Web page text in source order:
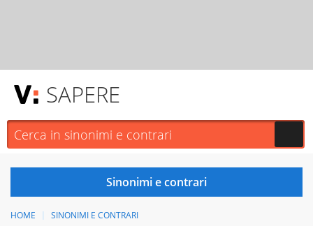
SAPERE
HOME SINONIMI E CONTRARI